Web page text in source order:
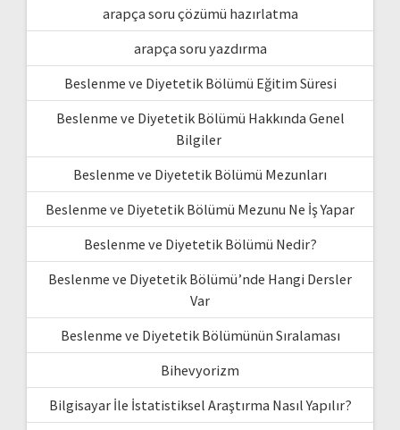
arapça soru çözümü hazırlatma
arapça soru yazdırma
Beslenme ve Diyetetik Bölümü Eğitim Süresi
Beslenme ve Diyetetik Bölümü Hakkında Genel
Bilgiler
Beslenme ve Diyetetik Bölümü Mezunları
Beslenme ve Diyetetik Bölümü Mezunu Ne İş Yapar
Beslenme ve Diyetetik Bölümü Nedir?
Beslenme ve Diyetetik Bölümü’nde Hangi Dersler
Var
Beslenme ve Diyetetik Bölümünün Sıralaması
Bihevyorizm
Bilgisayar İle İstatistiksel Araştırma Nasıl Yapılır?